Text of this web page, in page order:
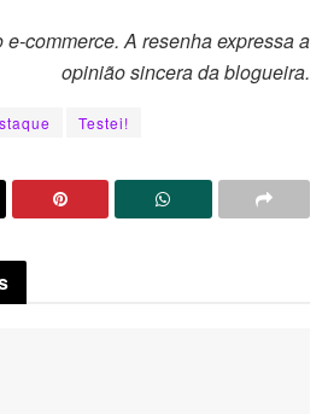
commerce. A resenha expressa a
opinião sincera da blogueira.
Testei!